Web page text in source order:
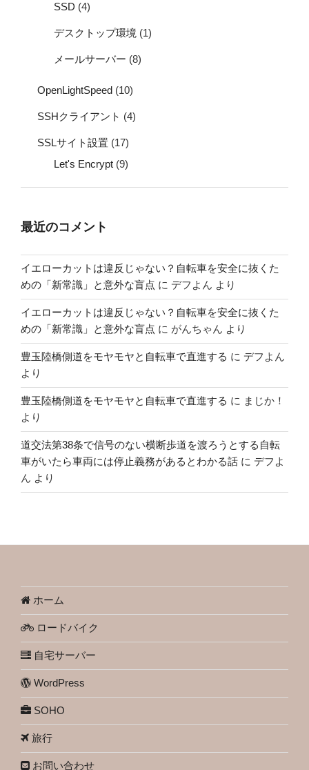
SSD (4)
デスクトップ環境 (1)
メールサーバー (8)
OpenLightSpeed (10)
SSHクライアント (4)
SSLサイト設置 (17)
Let's Encrypt (9)
最近のコメント
イエローカットは違反じゃない？自転車を安全に抜くた
めの「新常識」と意外な盲点 に デフよん より
イエローカットは違反じゃない？自転車を安全に抜くた
めの「新常識」と意外な盲点 に がんちゃん より
豊玉陸橋側道をモヤモヤと自転車で直進する に デフよん
より
豊玉陸橋側道をモヤモヤと自転車で直進する に まじか！
より
道交法第38条で信号のない横断歩道を渡ろうとする自転
車がいたら車両には停止義務があるとわかる話 に デフよ
ん より
ホーム
ロードバイク
自宅サーバー
WordPress
SOHO
旅行
お問い合わせ